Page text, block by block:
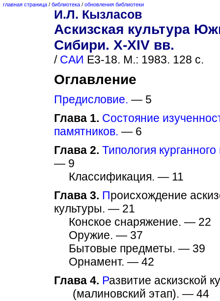
главная страница / библиотека / обновления библиотеки
И.Л. Кызласов
Аскизская культура
Сибири. X-XIV вв.
/ САИ Е3-18. М.: 1983. 128 с.
Оглавление
Предисловие. — 5
Глава 1. Состояние
памятников. — 6
Глава 2. Типология
— 9
Классификация. — 11
Глава 3. Происхождение
культуры. — 21
Конское снаряжение. — 22
Оружие. — 37
Бытовые предметы. — 39
Орнамент. — 42
Глава 4. Развитие аскизской
(малиновский этап). — 44